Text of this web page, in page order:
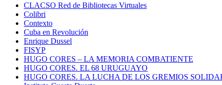
CLACSO Red de Bibliotecas Virtuales
Colibri
Contexto
Cuba en Revolución
Enrique Dussel
FISYP
HUGO CORES – LA MEMORIA COMBATIENTE
HUGO CORES. EL 68 URUGUAYO
HUGO CORES. LA LUCHA DE LOS GREMIOS